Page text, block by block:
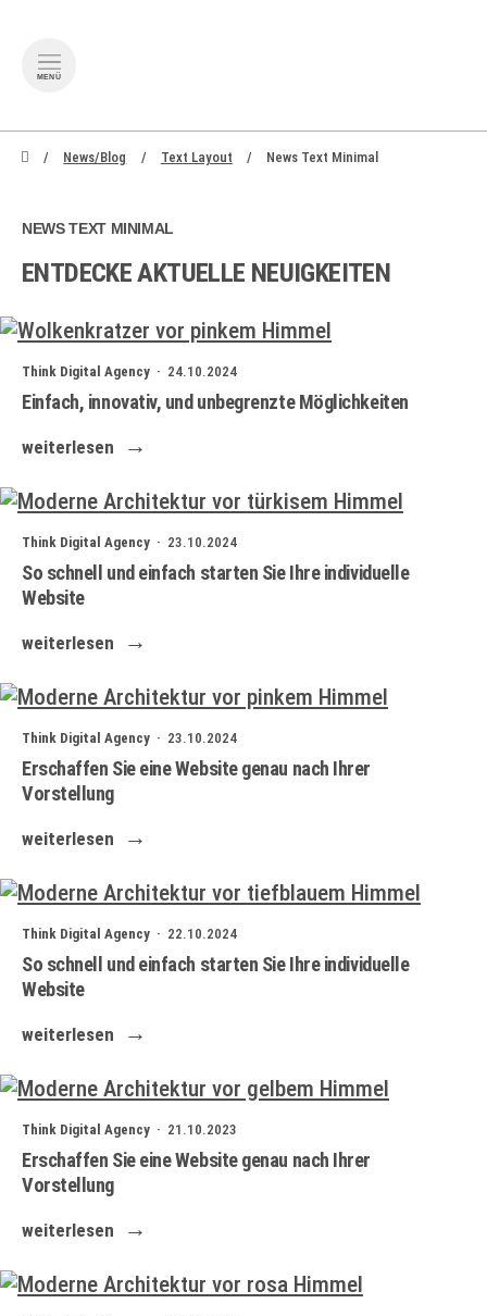
MENÜ
zum Inhalt springen
News/Blog Text Layout News Text Minimal
NEWS TEXT MINIMAL
ENTDECKE AKTUELLE NEUIGKEITEN
Think Digital Agency · 24.10.2024
Einfach, innovativ, und unbegrenzte Möglichkeiten
weiterlesen
Think Digital Agency · 23.10.2024
So schnell und einfach starten Sie Ihre individuelle
Website
weiterlesen
Think Digital Agency · 23.10.2024
Erschaffen Sie eine Website genau nach Ihrer
Vorstellung
weiterlesen
Think Digital Agency · 22.10.2024
So schnell und einfach starten Sie Ihre individuelle
Website
weiterlesen
Think Digital Agency · 21.10.2023
Erschaffen Sie eine Website genau nach Ihrer
Vorstellung
weiterlesen